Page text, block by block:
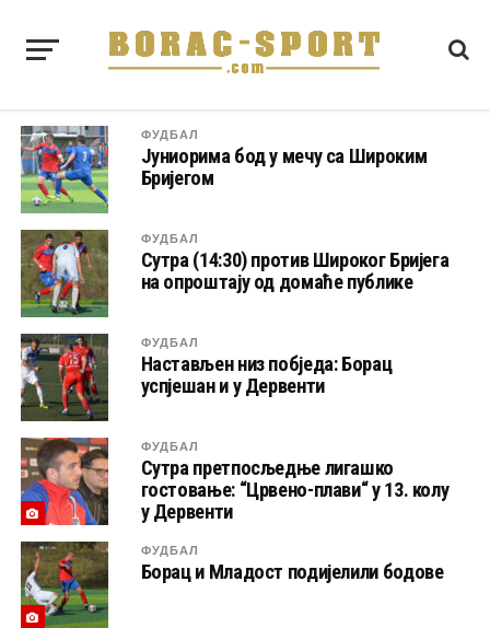
ФУДБАЛ
Јуниорима бод у мечу са Широким
Бријегом
ФУДБАЛ
Сутра (14:30) против Широког Бријега
на опроштају од домаће публике
ФУДБАЛ
Настављен низ побједа: Борац
успјешан и у Дервенти
ФУДБАЛ
Сутра претпосљедње лигашко
гостовање: “Црвено-плави“ у 13. колу
у Дервенти
ФУДБАЛ
Борац и Младост подијелили бодове